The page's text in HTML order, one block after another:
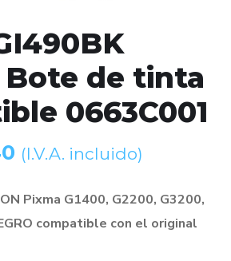
Bote de tinta
0663C001
(I.V.A. incluido)
Pixma G1400, G2200, G3200,
compatible con el original